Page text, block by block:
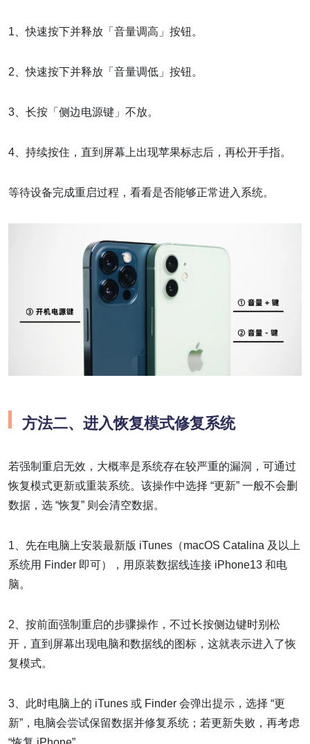
1、快速按下并释放「音量调高」按钮。
2、快速按下并释放「音量调低」按钮。
3、长按「侧边电源键」不放。
4、持续按住，直到屏幕上出现苹果标志后，再松开手指。
等待设备完成重启过程，看看是否能够正常进入系统。
方法二、进入恢复模式修复系统
若强制重启无效，大概率是系统存在较严重的漏洞，可通过
恢复模式更新或重装系统。该操作中选择 “更新” 一般不会删
数据，选 “恢复” 则会清空数据。
1、先在电脑上安装最新版 iTunes（macOS Catalina 及以上
系统用 Finder 即可），用原装数据线连接 iPhone13 和电
脑。
2、按前面强制重启的步骤操作，不过长按侧边键时别松
开，直到屏幕出现电脑和数据线的图标，这就表示进入了恢
复模式。
3、此时电脑上的 iTunes 或 Finder 会弹出提示，选择 “更
新”，电脑会尝试保留数据并修复系统；若更新失败，再考虑